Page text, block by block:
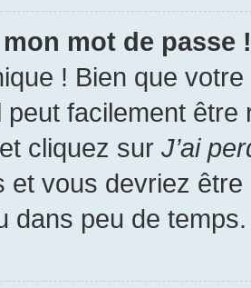
mon mot de passe !
! Bien que
peut facilement
cliquez sur J’ai
et vous devriez
dans peu de temps.